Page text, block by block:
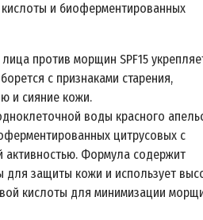
и биоферментированных
против морщин SPF15
с признаками старения,
и сияние кожи.
воды красного
цитрусовых с
активностью. Формула содержит
защиты кожи и использует
кислоты для минимизации